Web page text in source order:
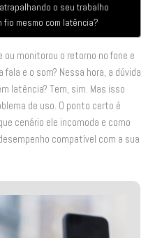
o seu trabalho
fio mesmo com latência?
ou monitorou o retorno no fone e
e o som? Nessa hora, a dúvida
latência? Tem, sim. Mas isso
de uso. O ponto certo é
cenário ele incomoda e como
compatível com a sua